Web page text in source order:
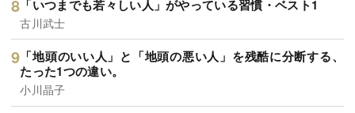
「いつまでも若々しい人」がやっている習慣・ベスト1
古川武士
「地頭のいい人」と「地頭の悪い人」を残酷に分断する、
たった1つの違い。
小川晶子